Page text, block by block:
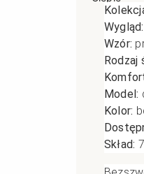
Ciepłe
Do spania
Rozmiar
Wygląd:
Wzór:
Rodzaj
Model:
Kolor:
Skład: